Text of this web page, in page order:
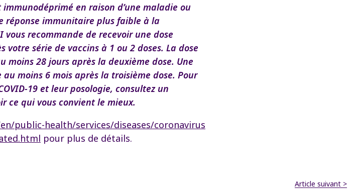
en raison d’une maladie ou
réponse immunitaire plus faible à la
vous recommande de recevoir une dose
série de vaccins à 1 ou 2 doses. La dose
28 jours après la deuxième dose. Une
moins 6 mois après la troisième dose. Pour
19 et leur posologie, consultez un
ce qui vous convient le mieux.
public-health/services/diseases/coronavirus
pour plus de détails.
Article suivant >